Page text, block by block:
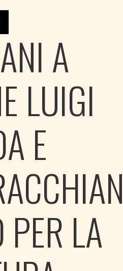
A
LUIGI
E
LA